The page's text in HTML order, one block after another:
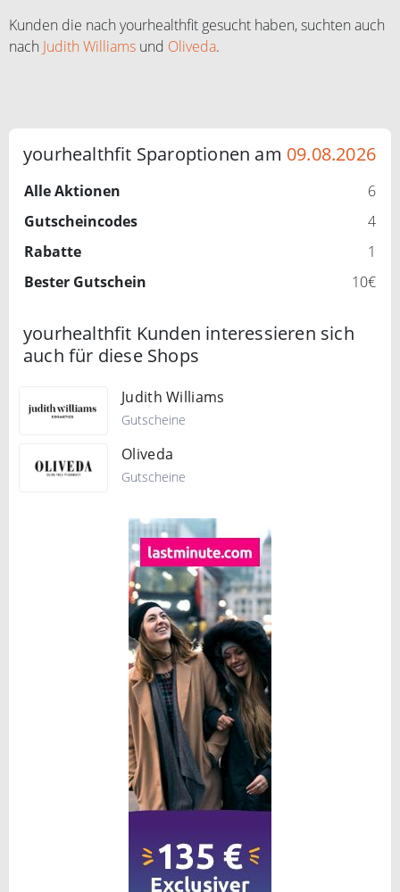
Kunden die nach yourhealthfit gesucht haben, suchten auch
nach Judith Williams und Oliveda.
yourhealthfit Sparoptionen am 09.08.2026
Alle Aktionen
6
Gutscheincodes
4
Rabatte
1
Bester Gutschein
10€
yourhealthfit Kunden interessieren sich
auch für diese Shops
Judith Williams
Gutscheine
Oliveda
Gutscheine